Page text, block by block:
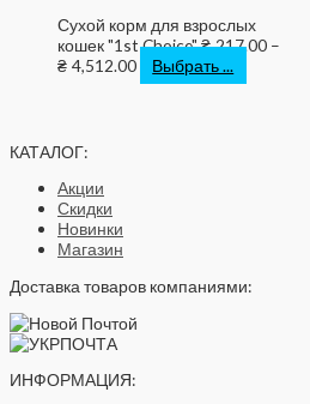
Сухой корм для взрослых
кошек "1st Choice"₴ 217.00 –
₴ 4,512.00 Выбрать ...
КАТАЛОГ:
Акции
Скидки
Новинки
Магазин
Доставка товаров компаниями:
ИНФОРМАЦИЯ: